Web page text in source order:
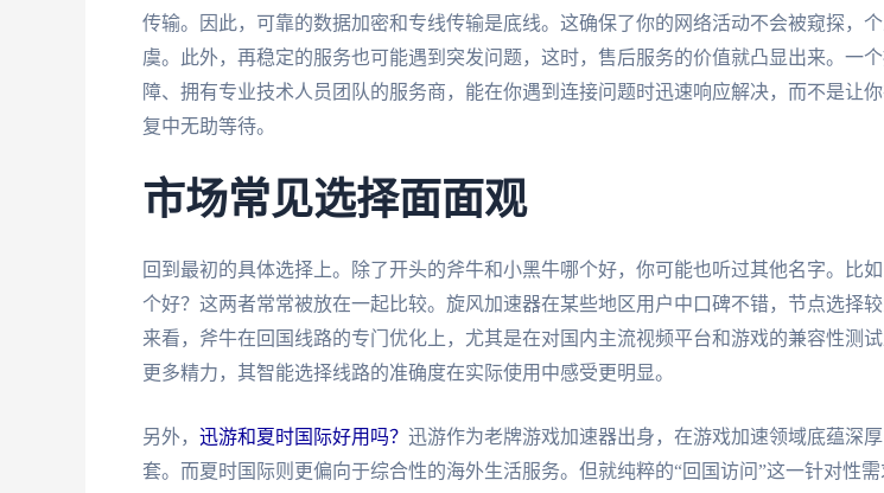
传输。因此，可靠的数据加密和专线传输是底线。这确保了你的网络活动不会被窥探，
虞。此外，再稳定的服务也可能遇到突发问题，这时，售后服务的价值就凸显出来。一
障、拥有专业技术人员团队的服务商，能在你遇到连接问题时迅速响应解决，而不是让
复中无助等待。
市场常见选择面面观
回到最初的具体选择上。除了开头的斧牛和小黑牛哪个好，你可能也听过其他名字。比
个好？这两者常常被放在一起比较。旋风加速器在某些地区用户中口碑不错，节点选择
来看，斧牛在回国线路的专门优化上，尤其是在对国内主流视频平台和游戏的兼容性测
更多精力，其智能选择线路的准确度在实际使用中感受更明显。
另外， 迅游和夏时国际好用吗？ 迅游作为老牌游戏加速器出身，在游戏加速领域底蕴深
套。而夏时国际则更偏向于综合性的海外生活服务。但就纯粹的“回国访问”这一针对性